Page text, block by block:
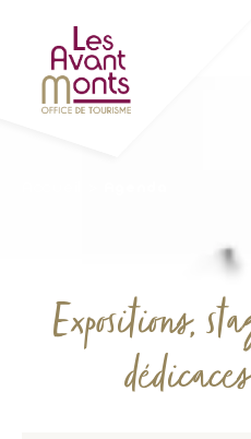
Expositions,
dédicaces